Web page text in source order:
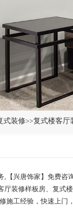
式装修>>复式楼客厅
,【兴唐饰家】免费咨
厅装修样板房、复式
施工经验，快速上门